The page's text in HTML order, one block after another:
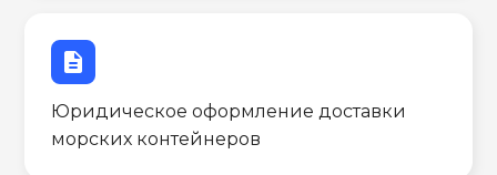
description
Юридическое оформление доставки
морских контейнеров